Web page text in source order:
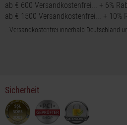
ab € 600 Versandkostenfrei... + 6%
ab € 1500 Versandkostenfrei... + 10%
...Versandkostenfrei innerhalb Deutschland
Sicherheit